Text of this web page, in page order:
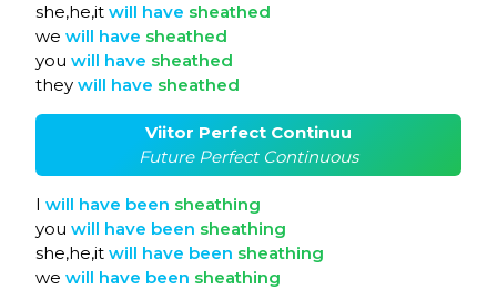
she,he,it will have sheathed
we will have sheathed
you will have sheathed
they will have sheathed
Viitor Perfect Continuu
Future Perfect Continuous
I will have been sheathing
you will have been sheathing
she,he,it will have been sheathing
we will have been sheathing